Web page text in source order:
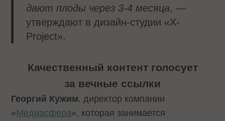
дают плоды через 3-4 месяца, —
утверждают в дизайн-студии «X-
Project».
Качественный контент голосует
за вечные ссылки
Георгий Кужим, директор компании
«Медиасфера», которая занимается